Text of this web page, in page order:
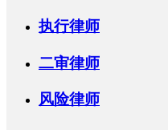
执行律师
二审律师
风险律师